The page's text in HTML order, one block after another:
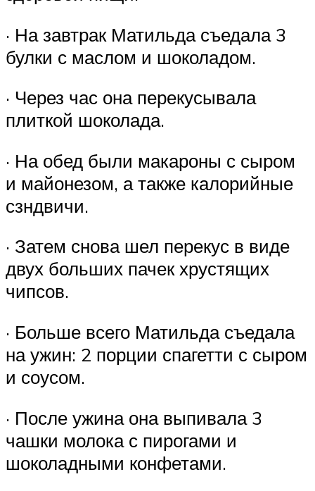
· На завтрак Матильда съедала 3
булки с маслом и шоколадом.
· Через час она перекусывала
плиткой шоколада.
· На обед были макароны с сыром
и майонезом, а также калорийные
сзндвичи.
· Затем снова шел перекус в виде
двух больших пачек хрустящих
чипсов.
· Больше всего Матильда съедала
на ужин: 2 порции спагетти с сыром
и соусом.
· После ужина она выпивала 3
чашки молока с пирогами и
шоколадными конфетами.